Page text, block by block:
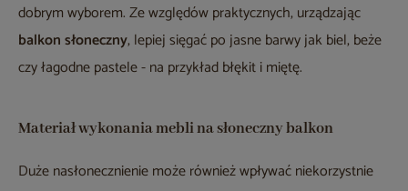
dobrym wyborem. Ze względów praktycznych, urządzając
balkon słoneczny, lepiej sięgać po jasne barwy jak biel, beże
czy łagodne pastele - na przykład błękit i miętę.
Materiał wykonania mebli na słoneczny balkon
Duże nasłonecznienie może również wpływać niekorzystnie